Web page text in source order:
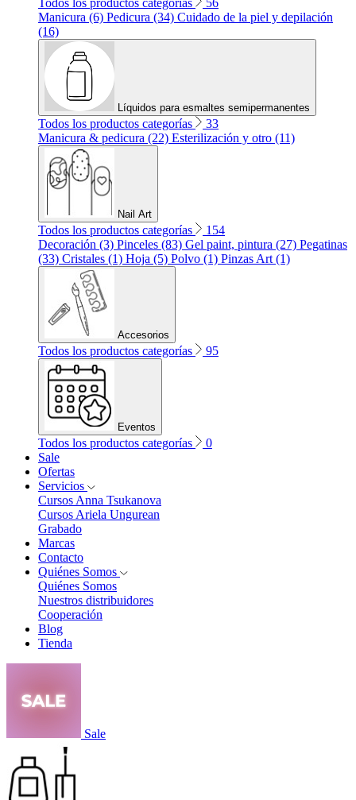
Manicura (6) Pedicura (34) Cuidado de la piel y depilación
(16)
Líquidos para esmaltes semipermanentes
Todos los productos categorías
33
Manicura & pedicura (22) Esterilización y otro (11)
Nail Art
Todos los productos categorías
154
Decoración (3) Pinceles (83) Gel paint, pintura (27) Pegatinas
(33) Cristales (1) Hoja (5) Polvo (1) Pinzas Art (1)
Accesorios
Todos los productos categorías 95
Eventos
Todos los productos categorías
0
Sale
Ofertas
Servicios
Cursos Anna Tsukanova
Cursos Ariela Ungurean
Grabado
Marcas
Contacto
Quiénes Somos
Quiénes Somos
Nuestros distribuidores
Cooperación
Blog
Tienda
Sale